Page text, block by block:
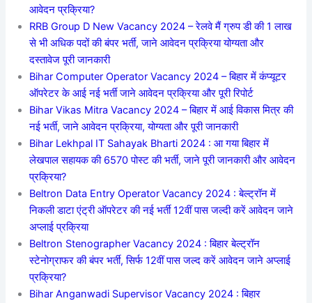
आवेदन प्रक्रिया?
RRB Group D New Vacancy 2024 – रेलवे मैं ग्रुप डी की 1 लाख
से भी अधिक पदों की बंपर भर्ती, जाने आवेदन प्रक्रिया योग्यता और
दस्तावेज पूरी जानकारी
Bihar Computer Operator Vacancy 2024 – बिहार में कंप्यूटर
ऑपरेटर के आई नई भर्ती जाने आवेदन प्रक्रिया और पूरी रिपोर्ट
Bihar Vikas Mitra Vacancy 2024 – बिहार में आई विकास मित्र की
नई भर्ती, जाने आवेदन प्रक्रिया, योग्यता और पूरी जानकारी
Bihar Lekhpal IT Sahayak Bharti 2024 : आ गया बिहार में
लेखपाल सहायक की 6570 पोस्ट की भर्ती, जाने पूरी जानकारी और आवेदन
प्रक्रिया?
Beltron Data Entry Operator Vacancy 2024 : बेल्ट्रॉन में
निकली डाटा एंट्री ऑपरेटर की नई भर्ती 12वीं पास जल्दी करें आवेदन जाने
अप्लाई प्रक्रिया
Beltron Stenographer Vacancy 2024 : बिहार बेल्ट्रॉन
स्टेनोग्राफर की बंपर भर्ती, सिर्फ 12वीं पास जल्द करें आवेदन जाने अप्लाई
प्रक्रिया?
Bihar Anganwadi Supervisor Vacancy 2024 : बिहार